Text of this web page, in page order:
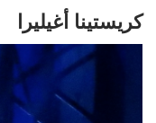
كريستينا أغيليرا